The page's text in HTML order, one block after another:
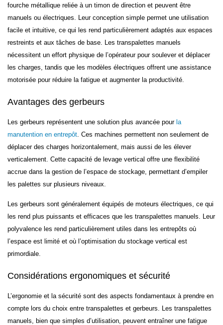
fourche métallique reliée à un timon de direction et peuvent être
manuels ou électriques. Leur conception simple permet une utilisation
facile et intuitive, ce qui les rend particulièrement adaptés aux espaces
restreints et aux tâches de base. Les transpalettes manuels
nécessitent un effort physique de l’opérateur pour soulever et déplacer
les charges, tandis que les modèles électriques offrent une assistance
motorisée pour réduire la fatigue et augmenter la productivité.
Avantages des gerbeurs
Les gerbeurs représentent une solution plus avancée pour la
manutention en entrepôt. Ces machines permettent non seulement de
déplacer des charges horizontalement, mais aussi de les élever
verticalement. Cette capacité de levage vertical offre une flexibilité
accrue dans la gestion de l’espace de stockage, permettant d’empiler
les palettes sur plusieurs niveaux.
Les gerbeurs sont généralement équipés de moteurs électriques, ce qui
les rend plus puissants et efficaces que les transpalettes manuels. Leur
polyvalence les rend particulièrement utiles dans les entrepôts où
l’espace est limité et où l’optimisation du stockage vertical est
primordiale.
Considérations ergonomiques et sécurité
L’ergonomie et la sécurité sont des aspects fondamentaux à prendre en
compte lors du choix entre transpalettes et gerbeurs. Les transpalettes
manuels, bien que simples d’utilisation, peuvent entraîner une fatigue